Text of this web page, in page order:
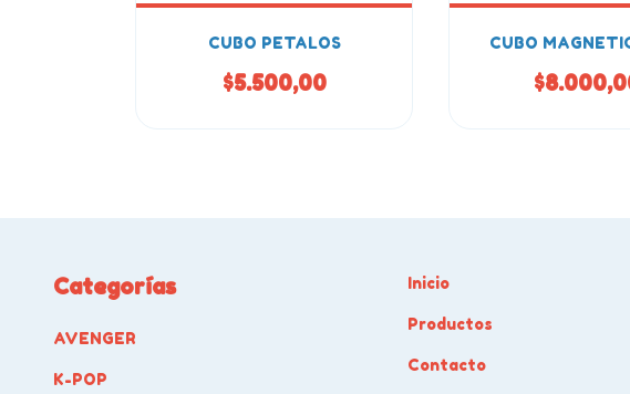
CUBO PETALOS
$5.500,00
CUBO
Categorías
AVENGER
K-POP
Inicio
Productos
Contacto